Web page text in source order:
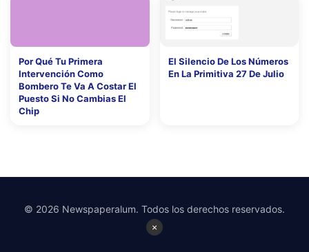
Por Qué Tu Primera
Intervención Como
Bombero Te Va A Costar El
Puesto Si No Cambias El
Chip
El Silencio De Los Números
En La Primitiva 27 De Julio
×
© 2026 Newspaperalum. Todos los derechos reservados.